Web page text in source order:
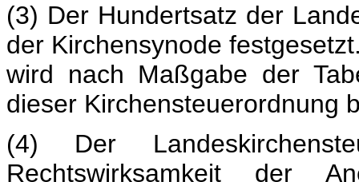
(3) Der Hundertsatz der
der Kirchensynode
wird nach Maßgabe der
dieser Kirchensteuerordnung
(4) Der
Rechtswirksamkeit der